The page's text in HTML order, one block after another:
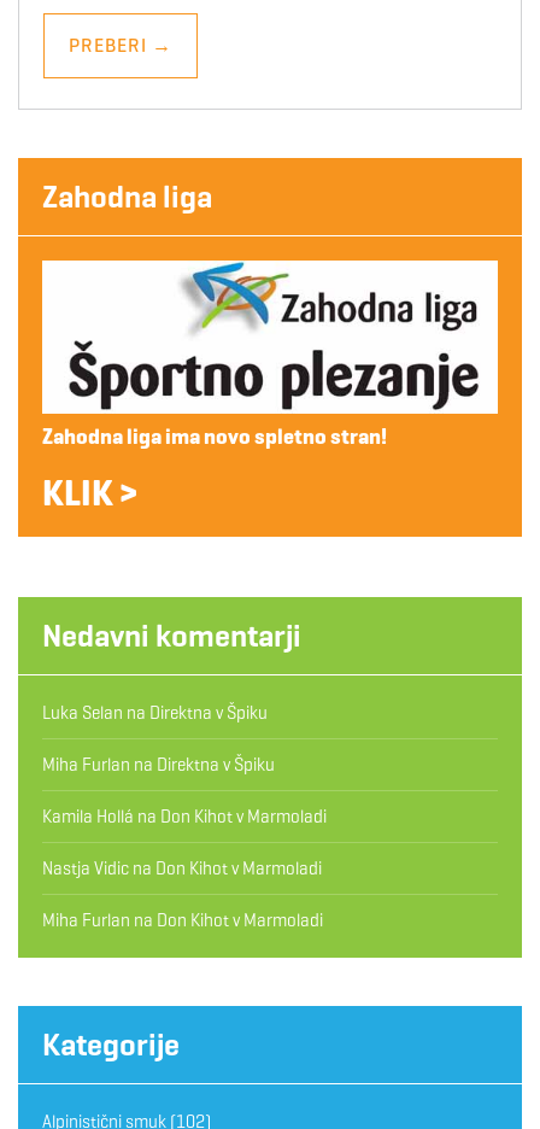
PREBERI →
Zahodna liga
Zahodna liga ima novo spletno stran!
KLIK >
Nedavni komentarji
Luka Selan na Direktna v Špiku
Miha Furlan na Direktna v Špiku
Kamila Hollá na Don Kihot v Marmoladi
Nastja Vidic na Don Kihot v Marmoladi
Miha Furlan na Don Kihot v Marmoladi
Kategorije
Alpinistični smuk (102)